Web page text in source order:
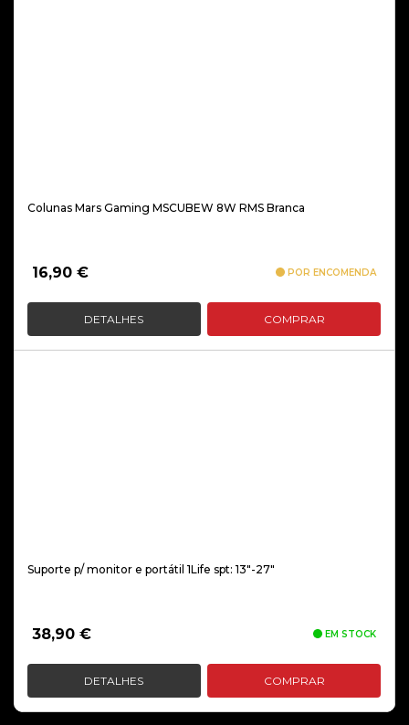
Colunas Mars Gaming MSCUBEW 8W RMS Branca
16,90 € POR ENCOMENDA
DETALHES COMPRAR
Suporte p/ monitor e portátil 1Life spt: 13″-27″
38,90 € EM STOCK
DETALHES COMPRAR